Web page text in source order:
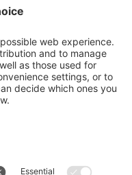
LA PARTITA
ordini, offerte,
speciali e
articoli